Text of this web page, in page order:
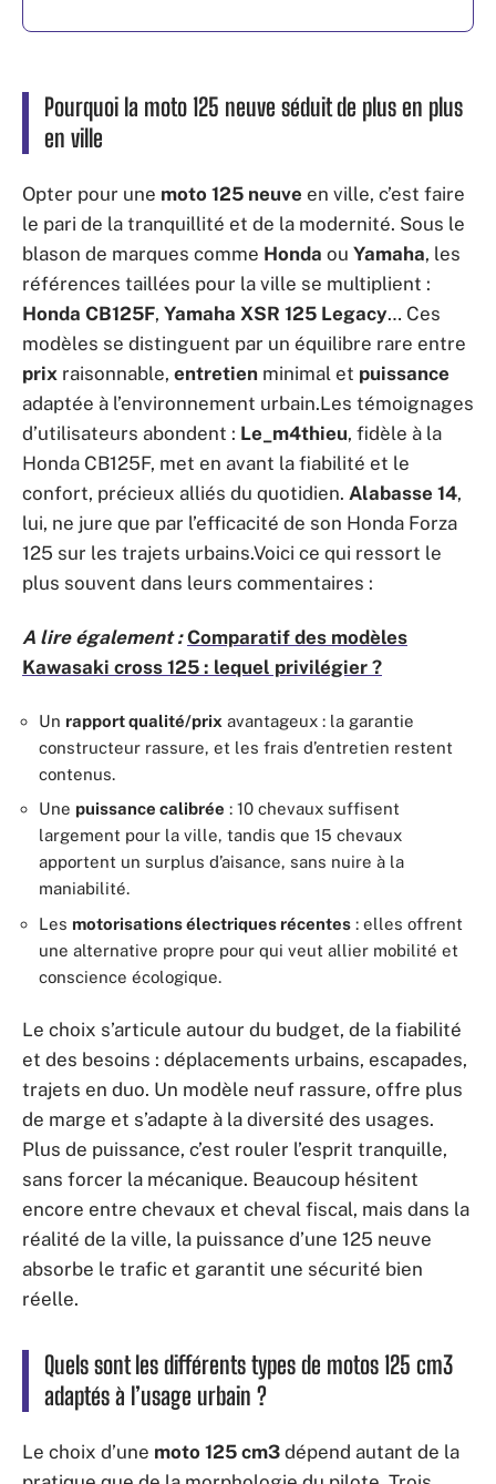
Pourquoi la moto 125 neuve séduit de plus en plus
en ville
Opter pour une moto 125 neuve en ville, c’est faire
le pari de la tranquillité et de la modernité. Sous le
blason de marques comme Honda ou Yamaha, les
références taillées pour la ville se multiplient :
Honda CB125F, Yamaha XSR 125 Legacy… Ces
modèles se distinguent par un équilibre rare entre
prix raisonnable, entretien minimal et puissance
adaptée à l’environnement urbain.Les témoignages
d’utilisateurs abondent : Le_m4thieu, fidèle à la
Honda CB125F, met en avant la fiabilité et le
confort, précieux alliés du quotidien. Alabasse 14,
lui, ne jure que par l’efficacité de son Honda Forza
125 sur les trajets urbains.Voici ce qui ressort le
plus souvent dans leurs commentaires :
A lire également : Comparatif des modèles
Kawasaki cross 125 : lequel privilégier ?
Un rapport qualité/prix avantageux : la garantie
constructeur rassure, et les frais d’entretien restent
contenus.
Une puissance calibrée : 10 chevaux suffisent
largement pour la ville, tandis que 15 chevaux
apportent un surplus d’aisance, sans nuire à la
maniabilité.
Les motorisations électriques récentes : elles offrent
une alternative propre pour qui veut allier mobilité et
conscience écologique.
Le choix s’articule autour du budget, de la fiabilité
et des besoins : déplacements urbains, escapades,
trajets en duo. Un modèle neuf rassure, offre plus
de marge et s’adapte à la diversité des usages.
Plus de puissance, c’est rouler l’esprit tranquille,
sans forcer la mécanique. Beaucoup hésitent
encore entre chevaux et cheval fiscal, mais dans la
réalité de la ville, la puissance d’une 125 neuve
absorbe le trafic et garantit une sécurité bien
réelle.
Quels sont les différents types de motos 125 cm3
adaptés à l’usage urbain ?
Le choix d’une moto 125 cm3 dépend autant de la